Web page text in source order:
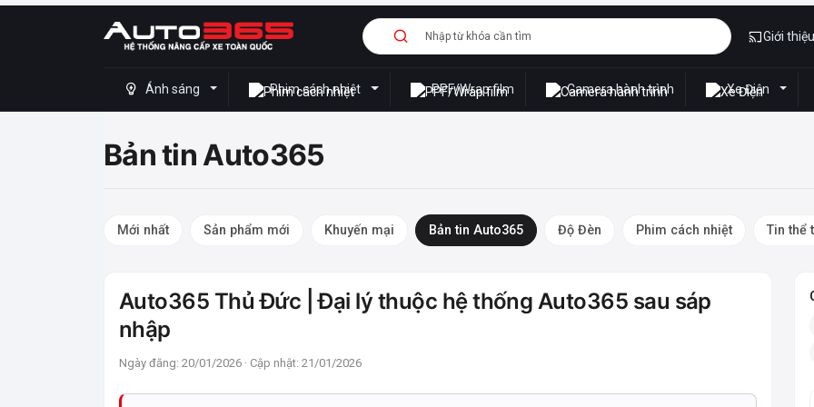
Giới thiệu
Ánh sáng Phim cách nhiệt PPF/Wrap film Camera hành trình Xe Điện
Bản tin Auto365
Mới nhất Sản phẩm mới Khuyến mại Bản tin Auto365 Độ Đèn Phim cách nhiệt Tin thể
Auto365 Thủ Đức | Đại lý thuộc hệ thống Auto365 sau sáp
nhập
Ngày đăng: 20/01/2026 · Cập nhật: 21/01/2026